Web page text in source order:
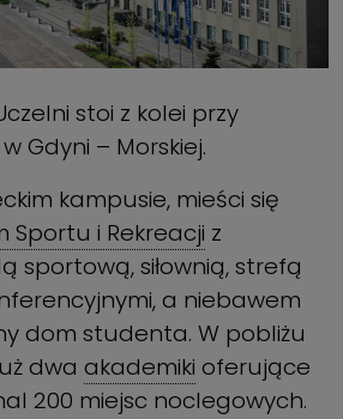
stoi z kolei przy
Gdyni – Morskiej.
kampusie, mieści się
Sportu i Rekreacji z
sportową, siłownią, strefą
a niebawem
dom studenta. W pobliżu
dwa akademiki oferujące
200 miejsc noclegowych.